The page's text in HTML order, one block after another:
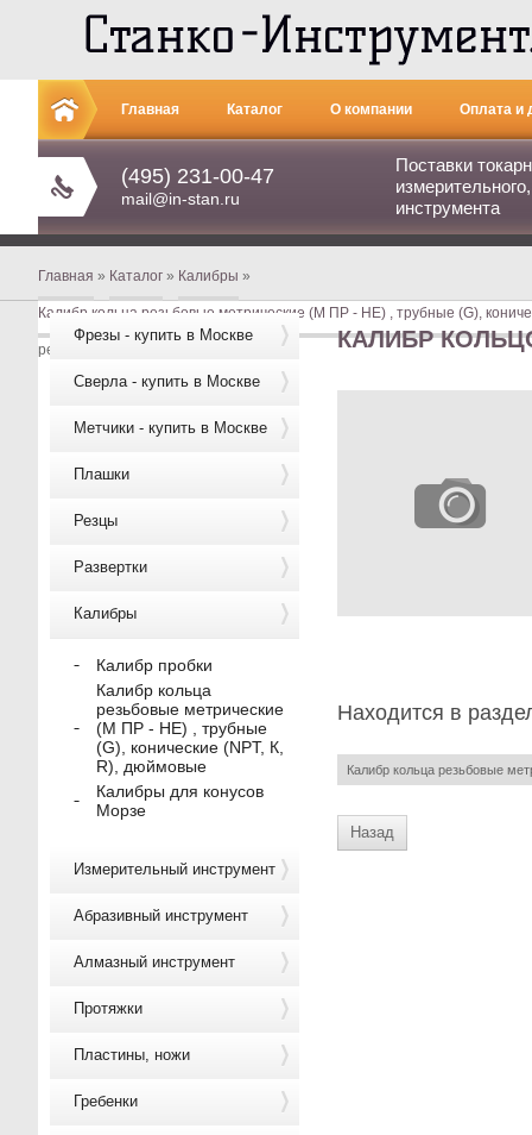
(495) 231-00-47
mail@in-stan.ru
Поставки
инструмента
Главная Каталог О компании Оплата и
Контакты
Главная » Каталог » Калибры »
Калибр кольца резьбовые метрические (М ПР - НЕ) , трубные (G),
резьбовое М20 х1,0 НЕ 8g КАЛИБР
Находится в
Калибр кольца резьбовые
Назад
Фрезы - купить в Москве
Сверла - купить в Москве
Метчики - купить в Москве
Плашки
Резцы
Развертки
Калибры
Калибр пробки
Калибр кольца
резьбовые метрические
(М ПР - НЕ) , трубные
(G), конические (NPT, К,
R), дюймовые
Калибры для конусов
Морзе
Измерительный инструмент
Абразивный инструмент
Алмазный инструмент
Протяжки
Пластины, ножи
Гребенки